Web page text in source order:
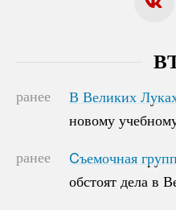
ранее
В Великих
новому
В Великих
новому
ранее
Cъемочная
обстоят дела в
Cъемочная
обстоят дела в